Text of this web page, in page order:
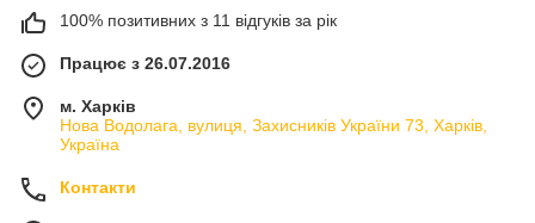
100% позитивних з 11 відгуків за рік
Працює з 26.07.2016
м. Харків
Нова Водолага, вулиця, Захисників України 73, Харків,
Україна
Контакти